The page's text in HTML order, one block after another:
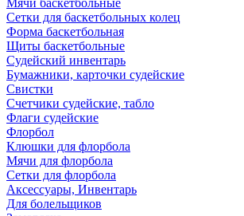
Мячи баскетбольные
Сетки для баскетбольных колец
Форма баскетбольная
Щиты баскетбольные
Судейский инвентарь
Бумажники, карточки судейские
Свистки
Счетчики судейские, табло
Флаги судейские
Флорбол
Клюшки для флорбола
Мячи для флорбола
Сетки для флорбола
Аксессуары, Инвентарь
Для болельщиков